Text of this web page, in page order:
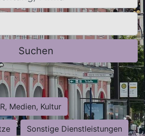
Suchen
Medien, Kultur
Sonstige Dienstleistungen